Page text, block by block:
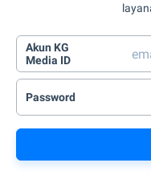
Akun KG
Media ID
Password